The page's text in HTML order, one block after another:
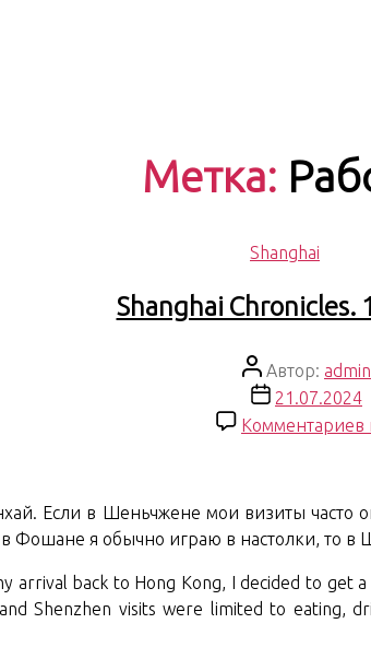
Метка:
Рубрики
Shanghai
Shanghai Chronicles.
Автор
записи
Автор: admin
Дата
записи
21.07.2024
Комментариев
Если в Шеньчжене мои визиты часто
Фошане я обычно играю в настолки, то
back to Hong Kong, I decided to get a
Shenzhen visits were limited to eating,